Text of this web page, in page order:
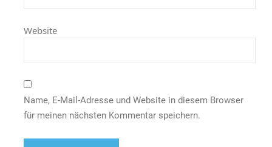
Website
Name, E-Mail-Adresse und Website in diesem Browser
für meinen nächsten Kommentar speichern.